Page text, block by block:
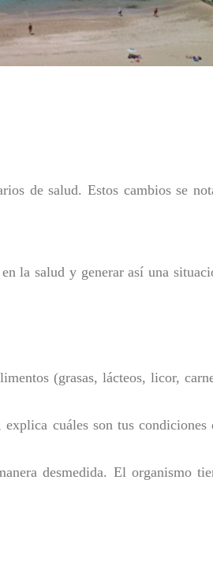
de salud. Estos cambios se
la salud y generar así una
(grasas, lácteos, licor,
cuáles son tus condiciones
desmedida. El organismo